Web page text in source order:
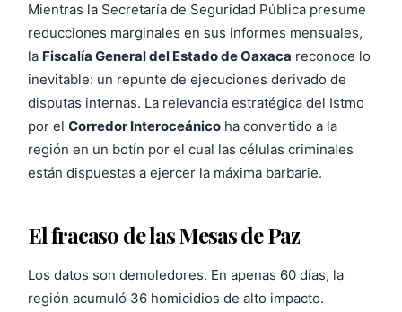
Mientras la Secretaría de Seguridad Pública presume
reducciones marginales en sus informes mensuales,
la Fiscalía General del Estado de Oaxaca reconoce lo
inevitable: un repunte de ejecuciones derivado de
disputas internas. La relevancia estratégica del Istmo
por el Corredor Interoceánico ha convertido a la
región en un botín por el cual las células criminales
están dispuestas a ejercer la máxima barbarie.
El fracaso de las Mesas de Paz
Los datos son demoledores. En apenas 60 días, la
región acumuló 36 homicidios de alto impacto.